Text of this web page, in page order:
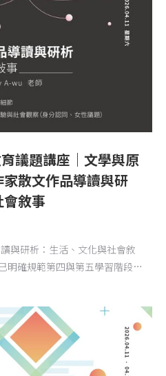
議題講座｜文學與原
散文作品導讀與研
敘事
與研析：生活、文化與社會敘
明確規範第四與第五學習階段…